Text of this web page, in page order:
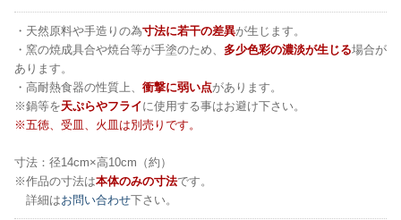
・天然原料や手造りの為寸法に若干の差異が生じます。
・窯の焼成具合や焼台等が手塗のため、 多少色彩の濃淡が生じる場合が
あります。
・高耐熱食器の性質上、 衝撃に弱い点があります。
※鍋等を天ぷらやフライに使用する事はお避け下さい。
※五徳、受皿、火皿は別売りです。
寸法：径14cm×高10cm（約）
※作品の寸法は本体のみの寸法です。
詳細はお問い合わせ下さい。